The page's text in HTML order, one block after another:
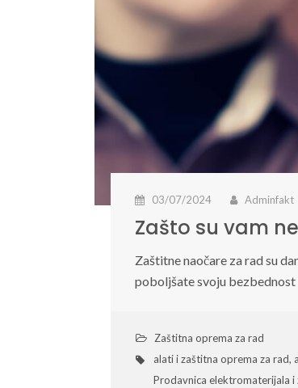
03/07/2024 Adminfakt
Zašto su vam
Zaštitne naočare za rad su
poboljšate svoju bezbednost
Zaštitna oprema za rad
alati i zaštitna oprema za rad,
Prodavnica elektromaterijala